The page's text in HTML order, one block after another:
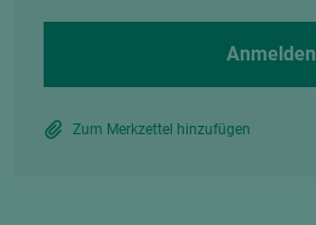
Anmelden
Zum Merkzettel hinzufügen